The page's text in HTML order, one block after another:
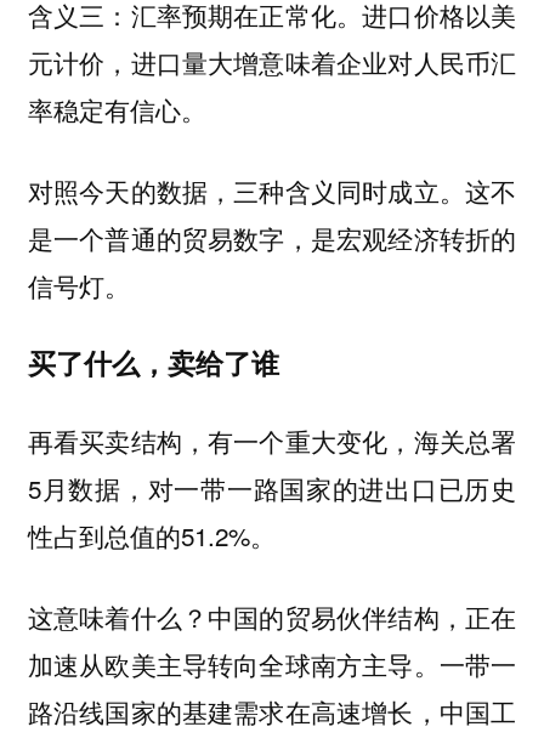
含义三：汇率预期在正常化。进口价格以美
元计价，进口量大增意味着企业对人民币汇
率稳定有信心。
对照今天的数据，三种含义同时成立。这不
是一个普通的贸易数字，是宏观经济转折的
信号灯。
买了什么，卖给了谁
再看买卖结构，有一个重大变化，海关总署
5月数据，对一带一路国家的进出口已历史
性占到总值的51.2%。
这意味着什么？中国的贸易伙伴结构，正在
加速从欧美主导转向全球南方主导。一带一
路沿线国家的基建需求在高速增长，中国工